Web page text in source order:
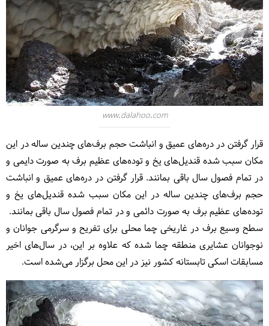
www.dalahoo.com
قرار گرفتن در دره‌های عمیق و انباشت حجم برف‌های چندین ساله در این
مکان سبب شده قندیل‌های یخ و توده‌های عظیم برف به صورت دایمی و
در تمام فصول سال باقی بمانند. قرار گرفتن در دره‌های عمیق و انباشت
حجم برف‌های چندین ساله در این مکان سبب شده قندیل‌های یخ و
توده‌های عظیم برف به صورت دائمی و در تمام فصول سال باقی بمانند.
سطح وسیع برف در غاریخی چما محلی برای تفریح و سرگرمی جوانان و
نوجوانان عشایری منطقه چما شده که علاوه بر این، در سال‌های اخیر
مسابقات اسکی تابستانه کشور نیز در این محل برگزار می‌شده است.